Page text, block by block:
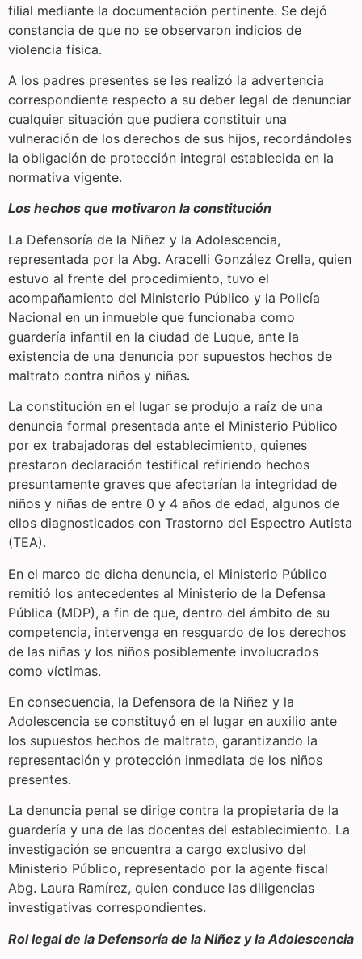
filial mediante la documentación pertinente. Se dejó
constancia de que no se observaron indicios de
violencia física.
A los padres presentes se les realizó la advertencia
correspondiente respecto a su deber legal de denunciar
cualquier situación que pudiera constituir una
vulneración de los derechos de sus hijos, recordándoles
la obligación de protección integral establecida en la
normativa vigente.
Los hechos que motivaron la constitución
La Defensoría de la Niñez y la Adolescencia,
representada por la Abg. Aracelli González Orella, quien
estuvo al frente del procedimiento, tuvo el
acompañamiento del Ministerio Público y la Policía
Nacional en un inmueble que funcionaba como
guardería infantil en la ciudad de Luque, ante la
existencia de una denuncia por supuestos hechos de
maltrato contra niños y niñas.
La constitución en el lugar se produjo a raíz de una
denuncia formal presentada ante el Ministerio Público
por ex trabajadoras del establecimiento, quienes
prestaron declaración testifical refiriendo hechos
presuntamente graves que afectarían la integridad de
niños y niñas de entre 0 y 4 años de edad, algunos de
ellos diagnosticados con Trastorno del Espectro Autista
(TEA).
En el marco de dicha denuncia, el Ministerio Público
remitió los antecedentes al Ministerio de la Defensa
Pública (MDP), a fin de que, dentro del ámbito de su
competencia, intervenga en resguardo de los derechos
de las niñas y los niños posiblemente involucrados
como víctimas.
En consecuencia, la Defensora de la Niñez y la
Adolescencia se constituyó en el lugar en auxilio ante
los supuestos hechos de maltrato, garantizando la
representación y protección inmediata de los niños
presentes.
La denuncia penal se dirige contra la propietaria de la
guardería y una de las docentes del establecimiento. La
investigación se encuentra a cargo exclusivo del
Ministerio Público, representado por la agente fiscal
Abg. Laura Ramírez, quien conduce las diligencias
investigativas correspondientes.
Rol legal de la Defensoría de la Niñez y la Adolescencia